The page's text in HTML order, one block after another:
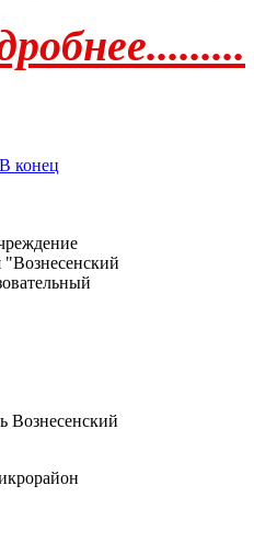
В конец
"Вознесенский
Вознесенский